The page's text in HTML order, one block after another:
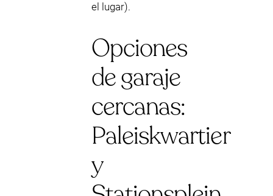
el lugar).
Opciones
de garaje
cercanas:
Paleiskwartier
y